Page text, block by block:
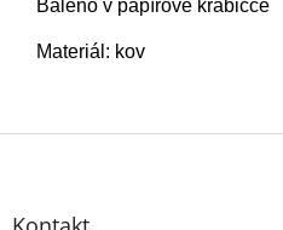
Baleno v papírové krabičce
Materiál: kov
Z